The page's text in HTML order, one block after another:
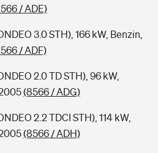
/ ADE)
3.0 STH), 166 kW, Benzin,
/ ADF)
2.0 TD STH), 96 kW,
(8566 / ADG)
2.2 TDCI STH), 114 kW,
(8566 / ADH)